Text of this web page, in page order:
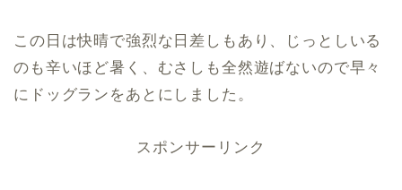
この日は快晴で強烈な日差しもあり、じっとしいる
のも辛いほど暑く、むさしも全然遊ばないので早々
にドッグランをあとにしました。
スポンサーリンク